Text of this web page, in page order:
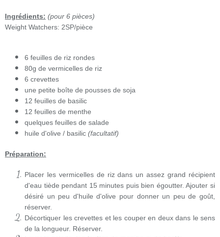
Ingrédients: (pour 6 pièces)
Weight Watchers: 2SP/pièce
6 feuilles de riz rondes
80g de vermicelles de riz
6 crevettes
une petite boîte de pousses de soja
12 feuilles de basilic
12 feuilles de menthe
quelques feuilles de salade
huile d'olive / basilic (facultatif)
Préparation:
Placer les vermicelles de riz dans un assez grand récipient
d'eau tiède pendant 15 minutes puis bien égoutter. Ajouter si
désiré un peu d'huile d'olive pour donner un peu de goût,
réserver.
Décortiquer les crevettes et les couper en deux dans le sens
de la longueur. Réserver.